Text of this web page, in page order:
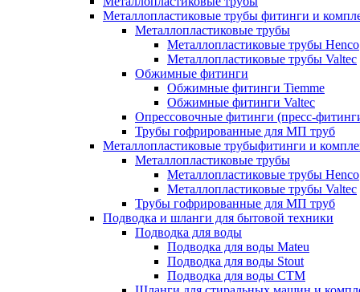
Металлопластиковые трубы фитинги и
Металлопластиковые трубы
Металлопластиковые трубы Henco
Металлопластиковые трубы Valtec
Обжимные фитинги
Обжимные фитинги Tiemme
Обжимные фитинги Valtec
Опрессовочные фитинги (пресс-
Трубы гофрированные для МП труб
Металлопластиковые трубыфитинги и
Металлопластиковые трубы
Металлопластиковые трубы Henco
Металлопластиковые трубы Valtec
Трубы гофрированные для МП труб
Подводка и шланги для бытовой техники
Подводка для воды
Подводка для воды Mateu
Подводка для воды Stout
Подводка для воды СТМ